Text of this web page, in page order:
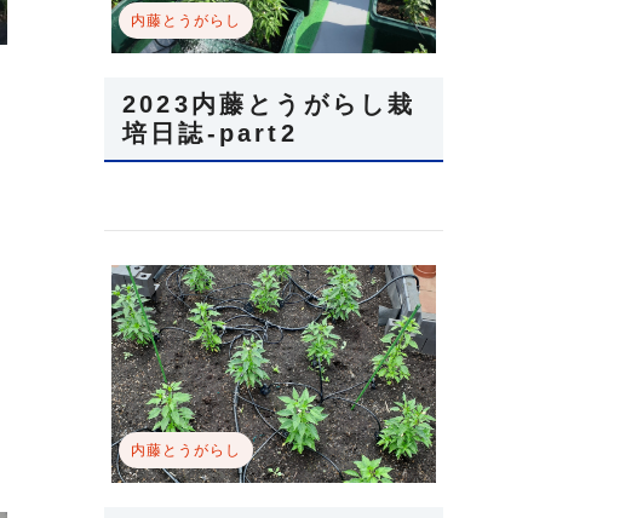
内藤とうがらし
2023内藤とうがらし栽
培日誌-part2
内藤とうがらし